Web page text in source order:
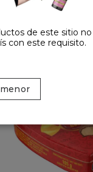
de este sitio no
con este requisito.